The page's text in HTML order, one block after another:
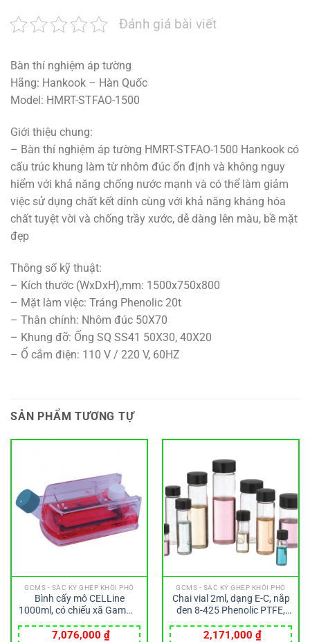
Đánh giá bài viết
Bàn thí nghiệm áp tường
Hãng: Hankook – Hàn Quốc
Model: HMRT-STFAO-1500
Giới thiệu chung:
– Bàn thí nghiệm áp tường HMRT-STFAO-1500 Hankook có
cấu trúc khung làm từ nhôm đúc ổn định và không nguy
hiểm với khả năng chống nước mạnh và có thể làm giảm
việc sử dụng chất kết dính cùng với khả năng kháng hóa
chất tuyệt vời và chống trầy xước, dễ dàng lên màu, bề mặt
đẹp
Thông số kỹ thuật:
– Kích thước (WxDxH),mm: 1500x750x800
– Mặt làm việc: Tráng Phenolic 20t
– Thân chính: Nhôm đúc 50X70
– Khung đỡ: Ống SQ SS41 50X30, 40X20
– Ổ cắm điện: 110 V / 220 V, 60HZ
SẢN PHẨM TƯƠNG TỰ
GCMS - SẮC KÝ GHÉP KHỐI PHỔ
Bình cấy mô CELLine
1000ml, có chiếu xã Gamma
7,076,000 ₫
GCMS - SẮC KÝ GHÉP KHỐI PHỔ
Chai vial 2ml, dạng E-C, nắp
đen 8-425 Phenolic PTFE,
2,171,000 ₫